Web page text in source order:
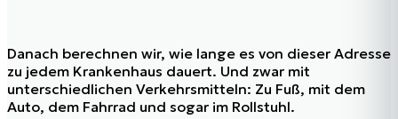
Danach berechnen wir, wie lange es von dieser Adresse
zu jedem Krankenhaus dauert. Und zwar mit
unterschiedlichen Verkehrsmitteln: Zu Fuß, mit dem
Auto, dem Fahrrad und sogar im Rollstuhl.